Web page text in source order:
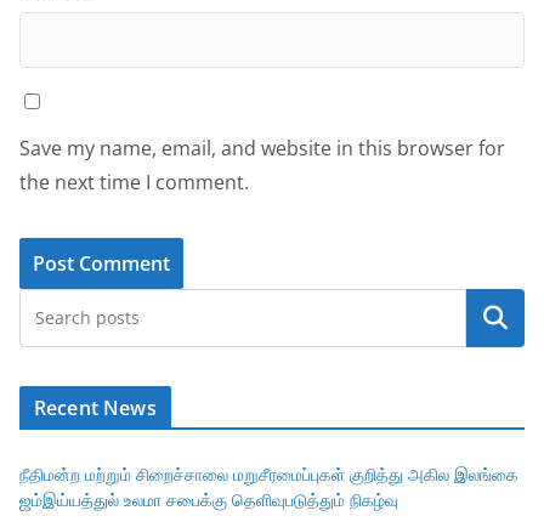
Save my name, email, and website in this browser for
the next time I comment.
Search
Recent News
நீதிமன்ற மற்றும் சிறைச்சாலை மறுசீரமைப்புகள் குறித்து அகில இலங்கை
ஜம்இய்யத்துல் உலமா சபைக்கு தெளிவுபடுத்தும் நிகழ்வு